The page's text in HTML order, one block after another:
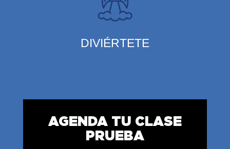
DIVIÉRTETE
AGENDA TU CLASE
PRUEBA